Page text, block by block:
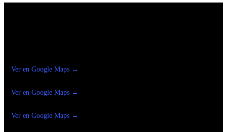
Ver en Google Maps →
Ver en Google Maps →
Ver en Google Maps →